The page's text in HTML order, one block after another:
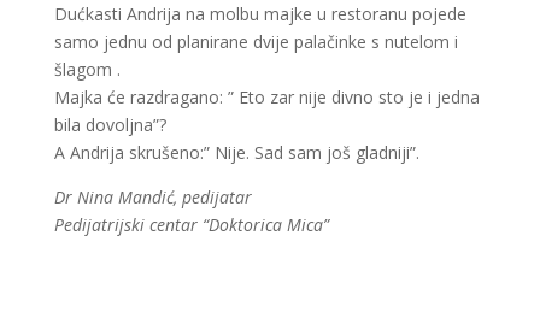
Dućkasti Andrija na molbu majke u restoranu pojede
samo jednu od planirane dvije palačinke s nutelom i
šlagom .
Majka će razdragano: ” Eto zar nije divno sto je i jedna
bila dovoljna”?
A Andrija skrušeno:” Nije. Sad sam još gladniji”.
Dr Nina Mandić, pedijatar
Pedijatrijski centar “Doktorica Mica”